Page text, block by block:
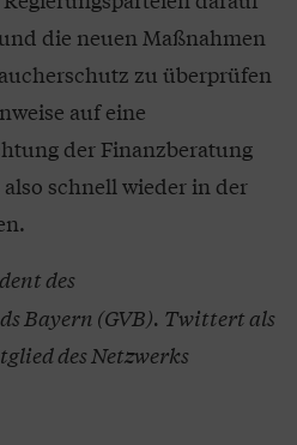
die neuen Maßnahmen
zu überprüfen
auf eine
der Finanzberatung
schnell wieder in der
des
Bayern (GVB). Twittert als
des Netzwerks